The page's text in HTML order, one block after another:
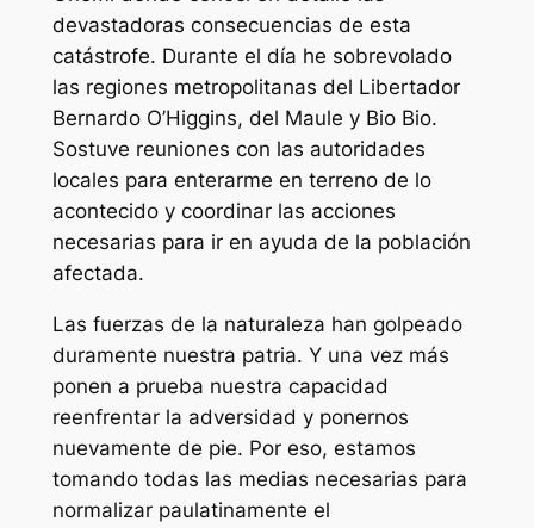
devastadoras consecuencias de esta
catástrofe. Durante el día he sobrevolado
las regiones metropolitanas del Libertador
Bernardo O’Higgins, del Maule y Bio Bio.
Sostuve reuniones con las autoridades
locales para enterarme en terreno de lo
acontecido y coordinar las acciones
necesarias para ir en ayuda de la población
afectada.
Las fuerzas de la naturaleza han golpeado
duramente nuestra patria. Y una vez más
ponen a prueba nuestra capacidad
reenfrentar la adversidad y ponernos
nuevamente de pie. Por eso, estamos
tomando todas las medias necesarias para
normalizar paulatinamente el